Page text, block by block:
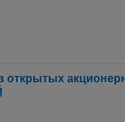
открытых